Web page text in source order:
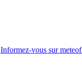
Informez-vous sur